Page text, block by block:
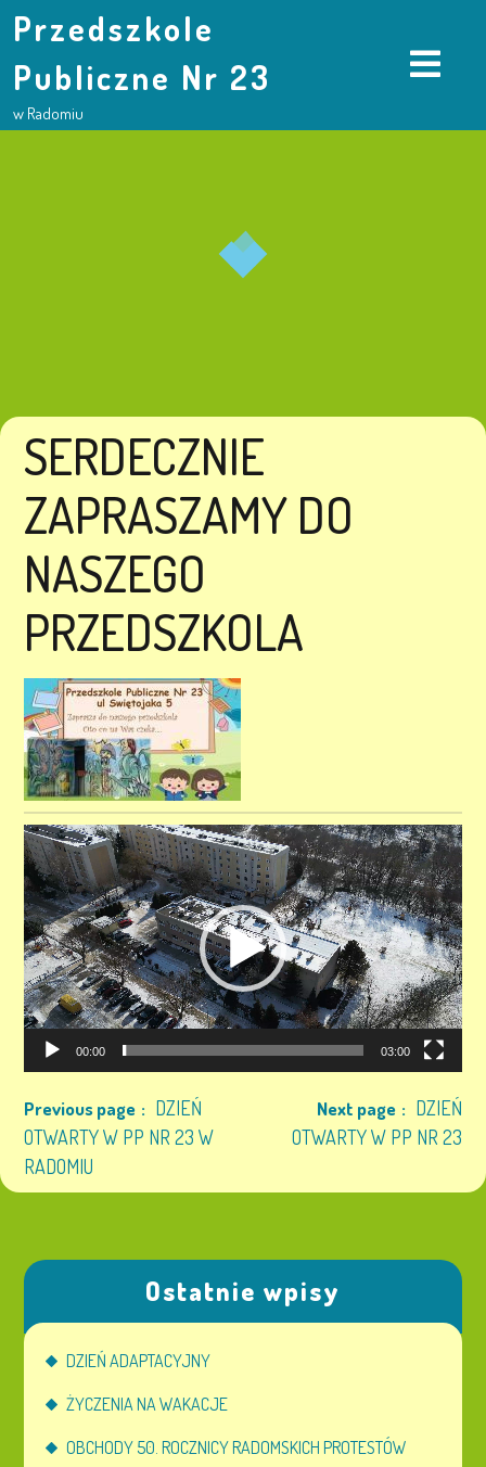
Przedszkole
Publiczne Nr 23
w Radomiu
SERDECZNIE
ZAPRASZAMY DO
NASZEGO
PRZEDSZKOLA
Odtwarzacz
video
00:00 03:00
Previous page
DZIEŃ
OTWARTY W PP NR 23 W
RADOMIU
Next page
DZIEŃ
OTWARTY W PP NR 23
Ostatnie wpisy
DZIEŃ ADAPTACYJNY
ŻYCZENIA NA WAKACJE
OBCHODY 50. ROCZNICY RADOMSKICH PROTESTÓW